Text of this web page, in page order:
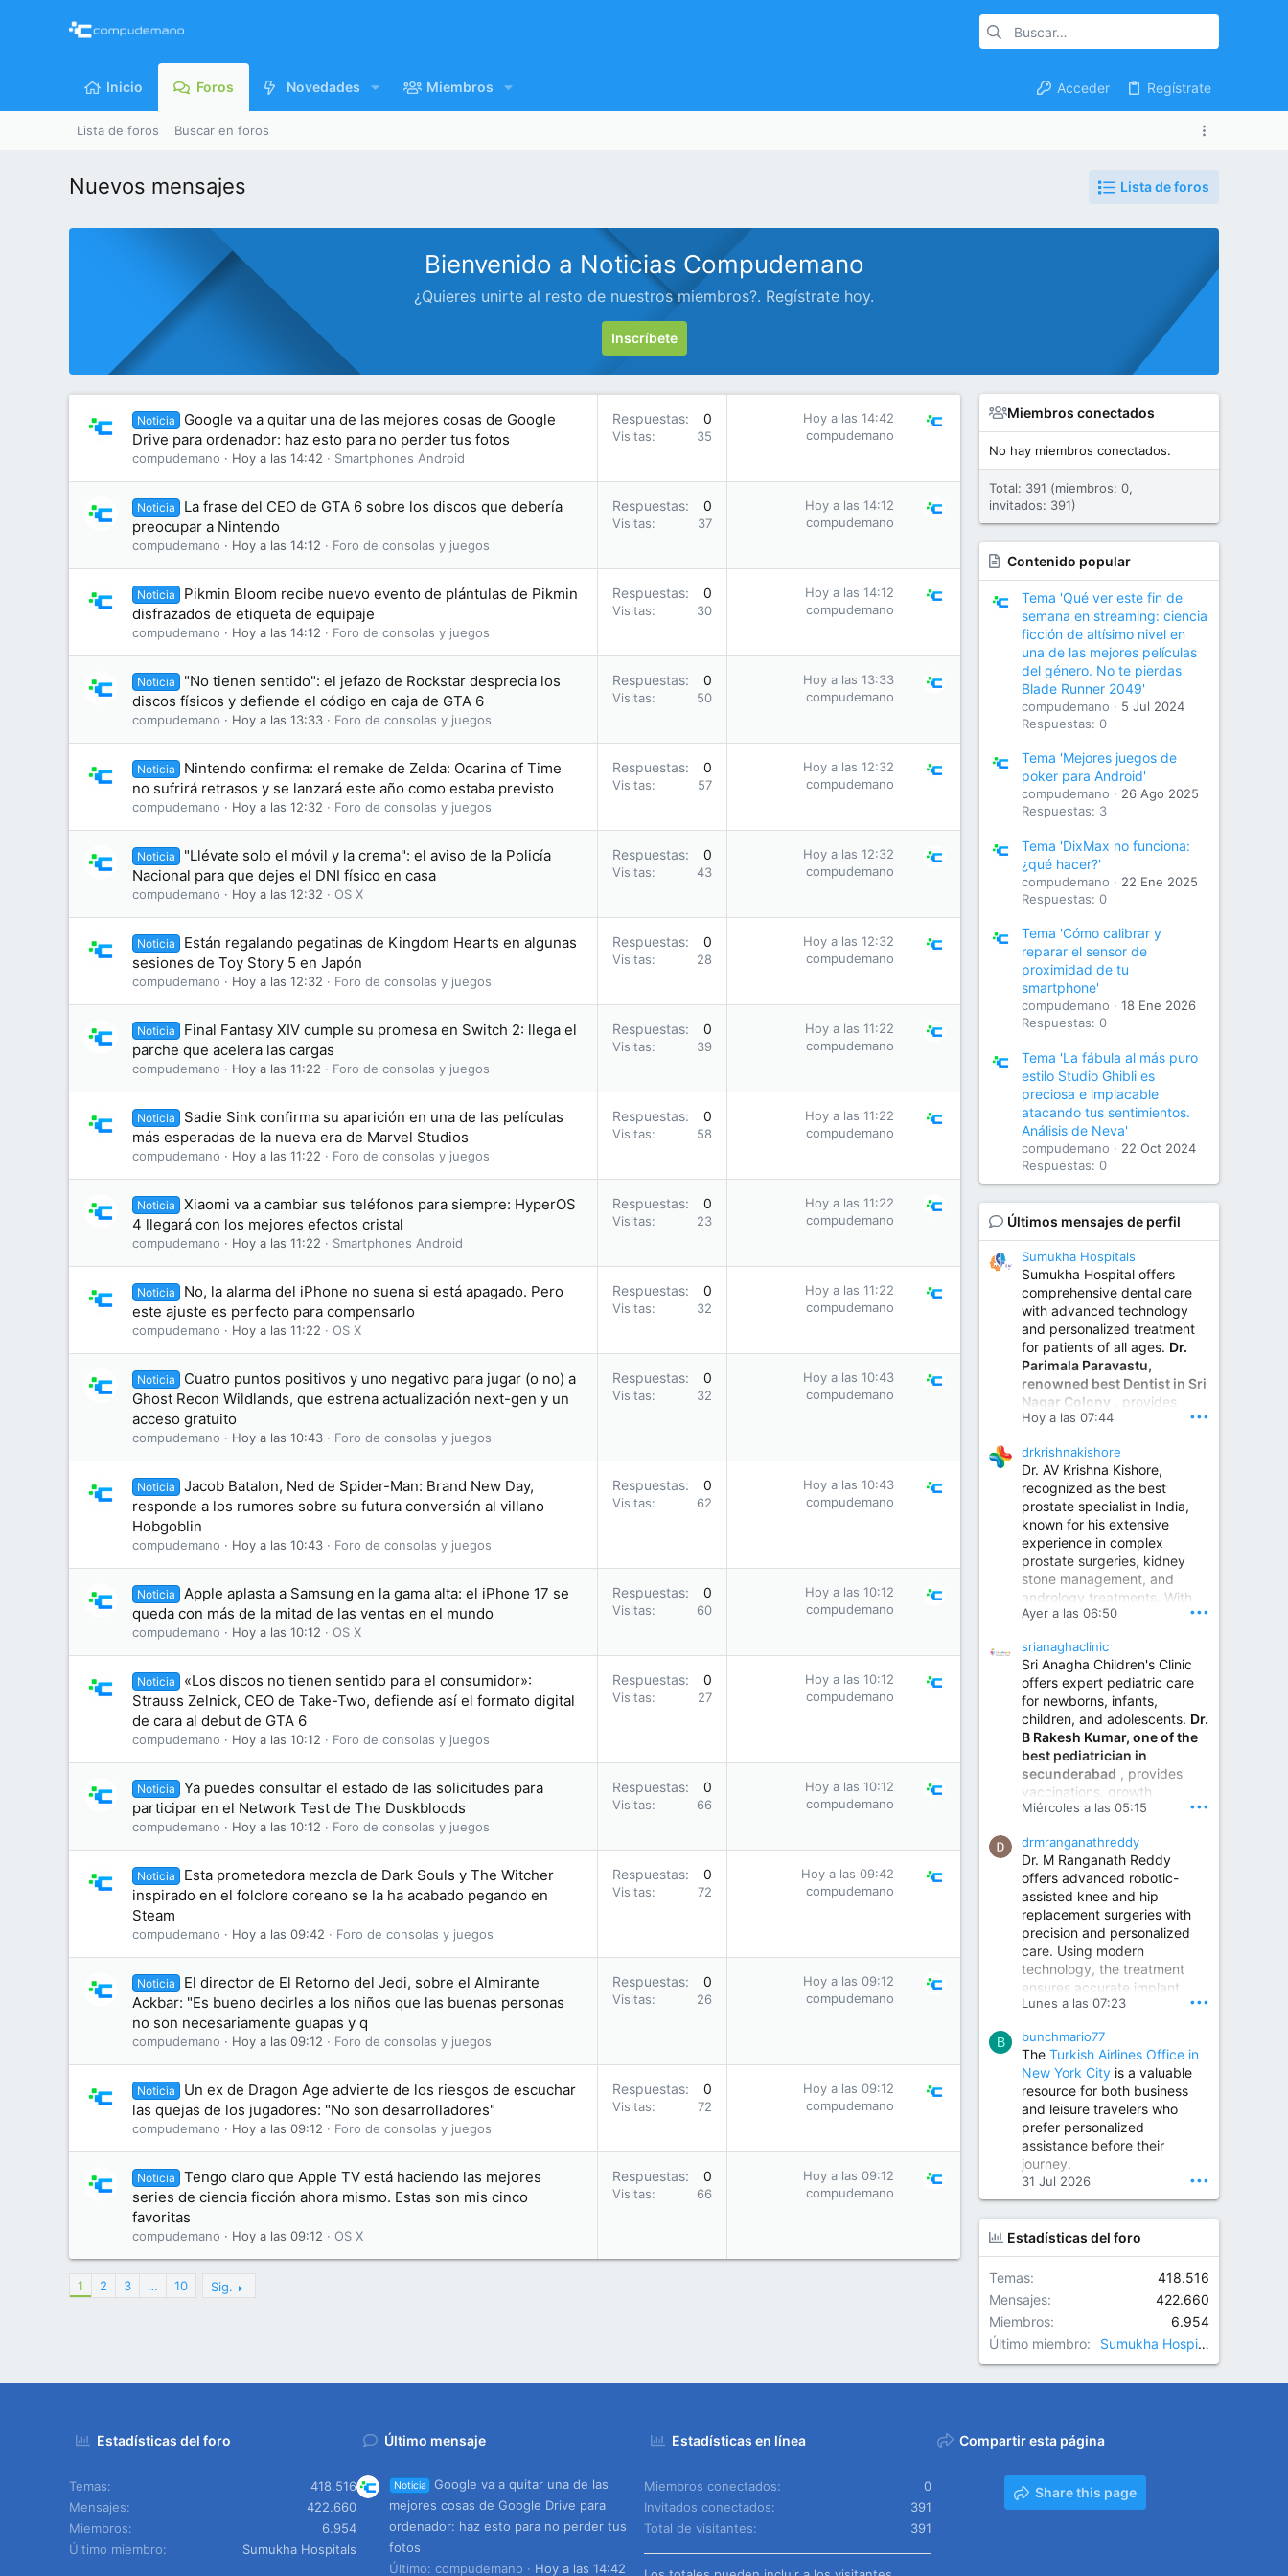
Inicio Foros Novedades Miembros Acceder Regístrate
Lista de foros Buscar en foros
Nuevos mensajes Lista de foros
Bienvenido a Noticias Compudemano
¿Quieres unirte al resto de nuestros miembros?. Regístrate hoy.
Inscríbete
Noticia
Google va a quitar una de las mejores cosas de Google
Drive para ordenador: haz esto para no perder tus fotos
compudemano Hoy a las 14:42 Smartphones Android
Respuestas 0
Visitas 35
Hoy a las 14:42
compudemano
Noticia
La frase del CEO de GTA 6 sobre los discos que debería
preocupar a Nintendo
compudemano Hoy a las 14:12 Foro de consolas y juegos
Respuestas 0
Visitas 37
Hoy a las 14:12
compudemano
Noticia
Pikmin Bloom recibe nuevo evento de plántulas de Pikmin
disfrazados de etiqueta de equipaje
compudemano Hoy a las 14:12 Foro de consolas y juegos
Respuestas 0
Visitas 30
Hoy a las 14:12
compudemano
Noticia
"No tienen sentido": el jefazo de Rockstar desprecia los
discos físicos y defiende el código en caja de GTA 6
compudemano Hoy a las 13:33 Foro de consolas y juegos
Respuestas 0
Visitas 50
Hoy a las 13:33
compudemano
Noticia
Nintendo confirma: el remake de Zelda: Ocarina of Time
no sufrirá retrasos y se lanzará este año como estaba previsto
compudemano Hoy a las 12:32 Foro de consolas y juegos
Respuestas 0
Visitas 57
Hoy a las 12:32
compudemano
Noticia
"Llévate solo el móvil y la crema": el aviso de la Policía
Nacional para que dejes el DNI físico en casa
compudemano Hoy a las 12:32 OS X
Respuestas 0
Visitas 43
Hoy a las 12:32
compudemano
Noticia
Están regalando pegatinas de Kingdom Hearts en algunas
sesiones de Toy Story 5 en Japón
compudemano Hoy a las 12:32 Foro de consolas y juegos
Respuestas 0
Visitas 28
Hoy a las 12:32
compudemano
Noticia
Final Fantasy XIV cumple su promesa en Switch 2: llega el
parche que acelera las cargas
compudemano Hoy a las 11:22 Foro de consolas y juegos
Respuestas 0
Visitas 39
Hoy a las 11:22
compudemano
Noticia
Sadie Sink confirma su aparición en una de las películas
más esperadas de la nueva era de Marvel Studios
compudemano Hoy a las 11:22 Foro de consolas y juegos
Respuestas 0
Visitas 58
Hoy a las 11:22
compudemano
Noticia
Xiaomi va a cambiar sus teléfonos para siempre: HyperOS
4 llegará con los mejores efectos cristal
compudemano Hoy a las 11:22 Smartphones Android
Respuestas 0
Visitas 23
Hoy a las 11:22
compudemano
Noticia
No, la alarma del iPhone no suena si está apagado. Pero
este ajuste es perfecto para compensarlo
compudemano Hoy a las 11:22 OS X
Respuestas 0
Visitas 32
Hoy a las 11:22
compudemano
Noticia
Cuatro puntos positivos y uno negativo para jugar (o no) a
Ghost Recon Wildlands, que estrena actualización next-gen y un
acceso gratuito
compudemano Hoy a las 10:43 Foro de consolas y juegos
Respuestas 0
Visitas 32
Hoy a las 10:43
compudemano
Noticia
Jacob Batalon, Ned de Spider-Man: Brand New Day,
responde a los rumores sobre su futura conversión al villano
Hobgoblin
compudemano Hoy a las 10:43 Foro de consolas y juegos
Respuestas 0
Visitas 62
Hoy a las 10:43
compudemano
Noticia
Apple aplasta a Samsung en la gama alta: el iPhone 17 se
queda con más de la mitad de las ventas en el mundo
compudemano Hoy a las 10:12 OS X
Respuestas 0
Visitas 60
Hoy a las 10:12
compudemano
Noticia
«Los discos no tienen sentido para el consumidor»:
Strauss Zelnick, CEO de Take-Two, defiende así el formato digital
de cara al debut de GTA 6
compudemano Hoy a las 10:12 Foro de consolas y juegos
Respuestas 0
Visitas 27
Hoy a las 10:12
compudemano
Noticia
Ya puedes consultar el estado de las solicitudes para
participar en el Network Test de The Duskbloods
compudemano Hoy a las 10:12 Foro de consolas y juegos
Respuestas 0
Visitas 66
Hoy a las 10:12
compudemano
Noticia
Esta prometedora mezcla de Dark Souls y The Witcher
inspirado en el folclore coreano se la ha acabado pegando en
Steam
compudemano Hoy a las 09:42 Foro de consolas y juegos
Respuestas 0
Visitas 72
Hoy a las 09:42
compudemano
Noticia
El director de El Retorno del Jedi, sobre el Almirante
Ackbar: "Es bueno decirles a los niños que las buenas personas
no son necesariamente guapas y q
compudemano Hoy a las 09:12 Foro de consolas y juegos
Respuestas 0
Visitas 26
Hoy a las 09:12
compudemano
Noticia
Un ex de Dragon Age advierte de los riesgos de escuchar
las quejas de los jugadores: "No son desarrolladores"
compudemano Hoy a las 09:12 Foro de consolas y juegos
Respuestas 0
Visitas 72
Hoy a las 09:12
compudemano
Noticia
Tengo claro que Apple TV está haciendo las mejores
series de ciencia ficción ahora mismo. Estas son mis cinco
favoritas
compudemano Hoy a las 09:12 OS X
Respuestas 0
Visitas 66
Hoy a las 09:12
compudemano
1 2 3 … 10 Sig.
Miembros conectados
No hay miembros conectados.
Total: 391 (miembros: 0,
invitados: 391)
Contenido popular
Tema 'Qué ver este fin de
semana en streaming: ciencia
ficción de altísimo nivel en
una de las mejores películas
del género. No te pierdas
Blade Runner 2049'
compudemano
5 Jul 2024
Respuestas: 0
Tema 'Mejores juegos de
poker para Android'
compudemano
26 Ago 2025
Respuestas: 3
Tema 'DixMax no funciona:
¿qué hacer?'
compudemano
22 Ene 2025
Respuestas: 0
Tema 'Cómo calibrar y
reparar el sensor de
proximidad de tu
smartphone'
compudemano
18 Ene 2026
Respuestas: 0
Tema 'La fábula al más puro
estilo Studio Ghibli es
preciosa e implacable
atacando tus sentimientos.
Análisis de Neva'
compudemano
22 Oct 2024
Respuestas: 0
Últimos mensajes de perfil
Sumukha Hospitals
Sumukha Hospital offers
comprehensive dental care
with advanced technology
and personalized treatment
for patients of all ages. Dr.
Parimala Paravastu,
renowned best Dentist in Sri
Nagar Colony , provides
expert care for tooth pain,
treatment, dental implants,
smile designing, cosmetic
dentistry.
Sumukha Hospital | Ear, Nose & Throat, Dental & Maxillofacial Surgery Center
www.sumukhahospitals.co
m
Hoy a las 07:44 •••
drkrishnakishore
Dr. AV Krishna Kishore,
recognized as the best
prostate specialist in India,
known for his extensive
experience in complex
prostate surgeries, kidney
stone management, and
andrology treatments. With
years of surgical practice and
invasive and robotic
techniques.
Best Urologist in Vijayawada | Urology Specialist in Vijayawada
Dr. A. V. Krishna Kishore,
the Best Urologist...
www.drkrishnakishore.com
Ayer a las 06:50 •••
srianaghaclinic
Sri Anagha Children's Clinic
offers expert pediatric care
for newborns, infants,
children, and adolescents. Dr.
B Rakesh Kumar, one of the
best pediatrician in
secunderabad , provides
vaccinations, growth
monitoring, newborn care,
illnesses, nutrition guidance,
and preventive healthcare in
a child-friendly environment.
Children Hospital in Secunderabad | Best Pediatrician in Hyderabad | Neonatologist in Medchal
Our pediatrician and
Neonatologist team at...
www.srianaghaclinic.com
Miércoles a las 05:15 •••
drmranganathreddy
Dr. M Ranganath Reddy
offers advanced robotic-
assisted knee and hip
replacement surgeries with
precision and personalized
care. Using modern
technology, the treatment
ensures accurate implant
placement, reduced pain,
improved joint function,
helping patients return to an
active and comfortable
lifestyle.
Orthopedic Surgeon in Kondapur | Best Orthopedic Doctor in Kondapur | Dr. M. Ranganath Reddy
Consult Dr. M. Ranganath
Reddy, the best...
www.drranganathreddy.co
m
Lunes a las 07:23 •••
B bunchmario77
The Turkish Airlines Office in
New York City is a valuable
resource for both business
and leisure travelers who
prefer personalized
assistance before their
journey.
31 Jul 2026 •••
Estadísticas del foro
Temas
418.516
Mensajes
422.660
Miembros
6.954
Último miembro
Sumukha Hospitals
Estadísticas del foro
Temas
418.516
Mensajes
422.660
Miembros
6.954
Último miembro
Sumukha Hospitals
Último mensaje
Noticia
Google va a quitar una de las
mejores cosas de Google Drive para
ordenador: haz esto para no perder tus
fotos
Último: compudemano
Hoy a las 14:42
Estadísticas en línea
Miembros conectados
0
Invitados conectados
391
Total de visitantes
391
Compartir esta página
Share this page